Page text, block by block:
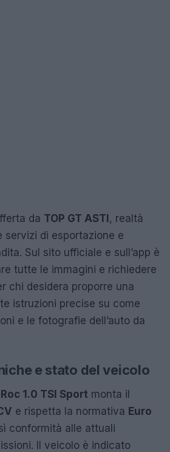
da TOP GT ASTI, realtà
servizi di esportazione e
Sul sito ufficiale e sull’app è
tutte le immagini e richiedere
chi desidera proporre una
istruzioni precise su come
e le fotografie dell’auto da
e stato del veicolo
1.0 TSI Sport monta il
e rispetta la normativa Euro
conformità alle attuali
Il veicolo è indicato